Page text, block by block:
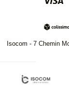
Isocom - 7 Chemin